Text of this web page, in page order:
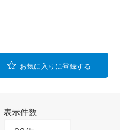
お気に入りに登録する
表示件数